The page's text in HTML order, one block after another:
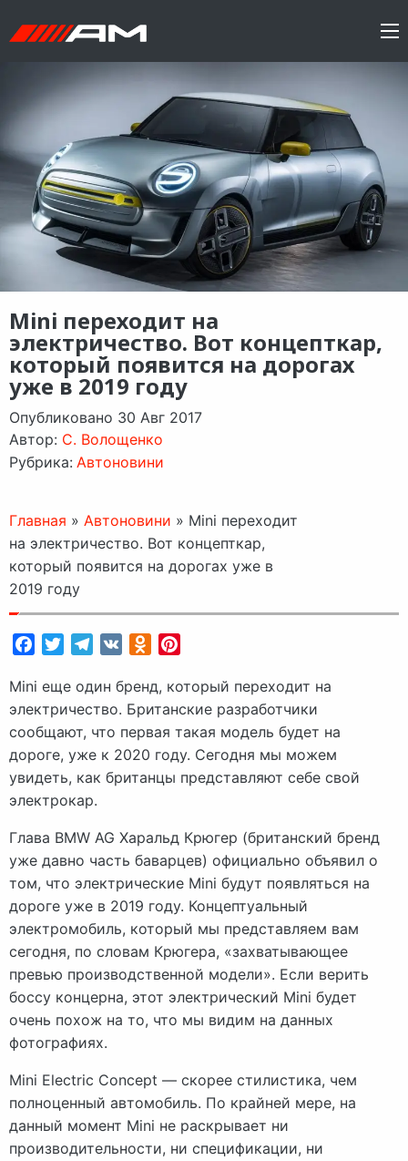
Mini переходит на
электричество. Вот концепткар,
который появится на дорогах
уже в 2019 году
Опубликовано 30 Авг 2017
Автор: C. Волощенко
Рубрика: Автоновини
Главная » Автоновини » Mini переходит
на электричество. Вот концепткар,
который появится на дорогах уже в
2019 году
FacebookTwitterTelegram
VK Odnoklassniki
Mini еще один бренд, который переходит на
электричество. Британские разработчики
сообщают, что первая такая модель будет на
дороге, уже к 2020 году. Сегодня мы можем
увидеть, как британцы представляют себе свой
электрокар.
Глава BMW AG Харальд Крюгер (британский бренд
уже давно часть баварцев) официально объявил о
том, что электрические Mini будут появляться на
дороге уже в 2019 году. Концептуальный
электромобиль, который мы представляем вам
сегодня, по словам Крюгера, «захватывающее
превью производственной модели». Если верить
боссу концерна, этот электрический Mini будет
очень похож на то, что мы видим на данных
фотографиях.
Mini Electric Concept — скорее стилистика, чем
полноценный автомобиль. По крайней мере, на
данный момент Mini не раскрывает ни
производительности, ни спецификации, ни